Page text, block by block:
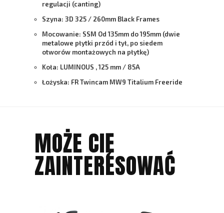
regulacji (canting)
Szyna: 3D 325 / 260mm Black Frames
Mocowanie: SSM Od 135mm do 195mm (dwie
metalowe płytki przód i tył, po siedem
otworów montażowych na płytkę)
Koła: LUMINOUS , 125 mm / 85A
Łożyska: FR Twincam MW9 Titalium Freeride
MOŻE CIĘ
ZAINTERESOWAĆ